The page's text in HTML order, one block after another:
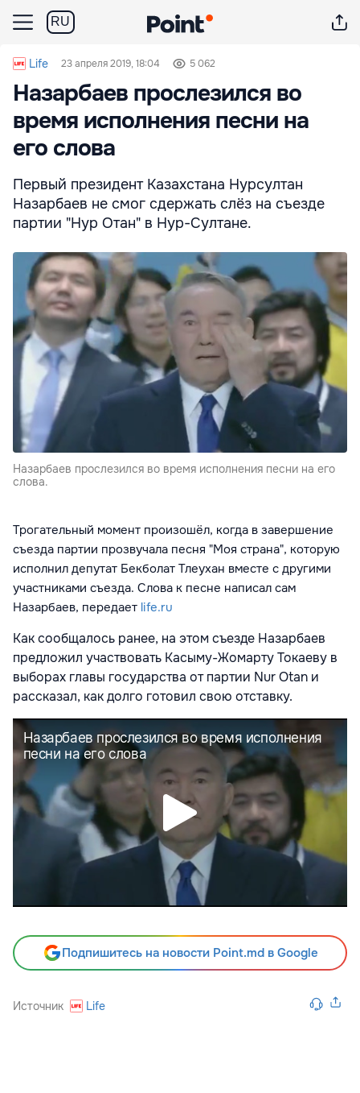
RU
Life 23 апреля 2019, 18:04 5 062
Назарбаев прослезился во
время исполнения песни на
его слова
Первый президент Казахстана Нурсултан
Назарбаев не смог сдержать слёз на съезде
партии "Нур Отан" в Нур-Султане.
Назарбаев прослезился во время исполнения песни на его
слова.
Трогательный момент произошёл, когда в завершение
съезда партии прозвучала песня "Моя страна", которую
исполнил депутат Бекболат Тлеухан вместе с другими
участниками съезда. Слова к песне написал сам
Назарбаев, передает life.ru
Как сообщалось ранее, на этом съезде Назарбаев
предложил участвовать Касыму-Жомарту Токаеву в
выборах главы государства от партии Nur Otan и
рассказал, как долго готовил свою отставку.
Подпишитесь на новости Point.md в Google
Источник Life